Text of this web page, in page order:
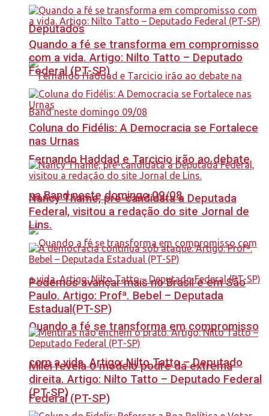
Deputados
Fernando Haddad e Tarcicio irão ao debate
na Band neste domingo 09/08
Quando a fé se transforma em compromisso
com a vida. Artigo: Nilto Tatto – Deputado
Federal (PT-SP)
Quando a fé se transforma em compromisso
com a vida. Artigo: Nilto Tatto – Deputado
Federal (PT-SP)
Coluna do Fidélis: A Democracia se Fortalece
nas Urnas
Nancy Thame, pré-candidata a Deputada
Federal, visitou a redação do site Jornal de
Lins.
Podemos avançar mais no Brasil e em São
Paulo. Artigo: Profª. Bebel – Deputada
Estadual(PT-SP)
Milei revela o modelo podre da extrema
direita. Artigo: Nilto Tatto – Deputado Federal
(PT-SP)